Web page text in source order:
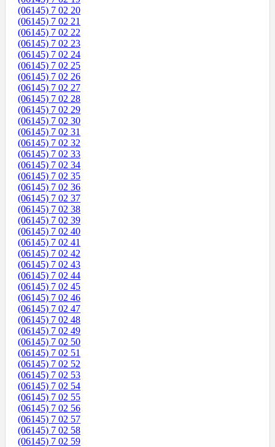
(06145) 7 02 20
(06145) 7 02 21
(06145) 7 02 22
(06145) 7 02 23
(06145) 7 02 24
(06145) 7 02 25
(06145) 7 02 26
(06145) 7 02 27
(06145) 7 02 28
(06145) 7 02 29
(06145) 7 02 30
(06145) 7 02 31
(06145) 7 02 32
(06145) 7 02 33
(06145) 7 02 34
(06145) 7 02 35
(06145) 7 02 36
(06145) 7 02 37
(06145) 7 02 38
(06145) 7 02 39
(06145) 7 02 40
(06145) 7 02 41
(06145) 7 02 42
(06145) 7 02 43
(06145) 7 02 44
(06145) 7 02 45
(06145) 7 02 46
(06145) 7 02 47
(06145) 7 02 48
(06145) 7 02 49
(06145) 7 02 50
(06145) 7 02 51
(06145) 7 02 52
(06145) 7 02 53
(06145) 7 02 54
(06145) 7 02 55
(06145) 7 02 56
(06145) 7 02 57
(06145) 7 02 58
(06145) 7 02 59